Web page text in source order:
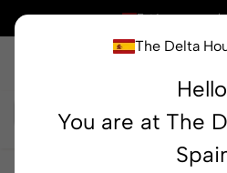
The Delta
You are at The
× Está